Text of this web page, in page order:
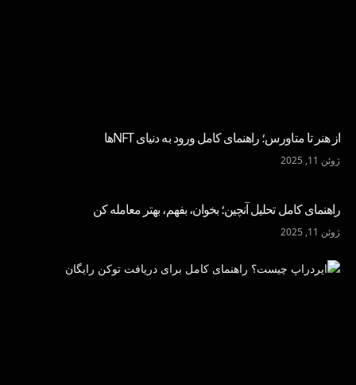
از هنر تا متاورس؛ راهنمای کامل ورود به دنیای NFTها
ژوئن 11, 2025
راهنمای کامل تحلیل آنچین؛ بخوان، بفهم، بهتر معامله کن
ژوئن 11, 2025